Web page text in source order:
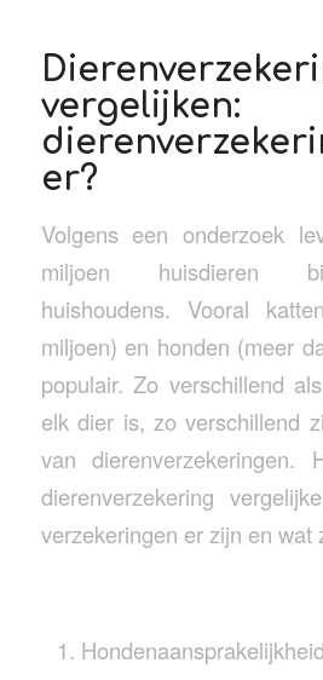
er?
Volgens een onderzoek
miljoen huisdieren
huishoudens. Vooral
miljoen) en honden (meer
populair. Zo verschillend
elk dier is, zo verschillend
van dierenverzekeringen.
dierenverzekering
verzekeringen er zijn en wat